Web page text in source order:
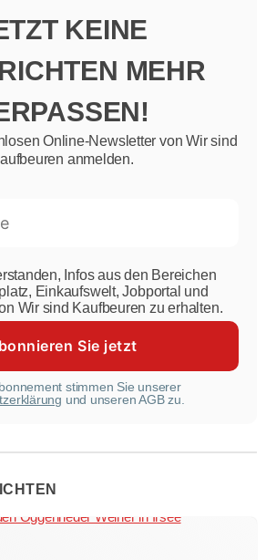
KEINE
MEHR
Online-Newsletter von Wir sind
anmelden.
Infos aus den Bereichen
Einkaufswelt, Jobportal und
Wir sind Kaufbeuren zu erhalten.
stimmen Sie unserer
und unseren AGB zu.